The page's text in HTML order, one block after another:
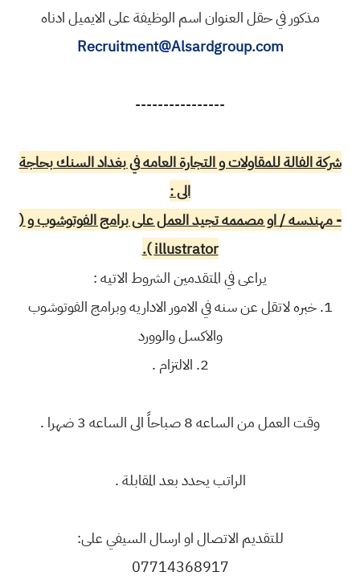
مذكور في حقل العنوان اسم الوظيفة على الايميل ادناه
Recruitment@Alsardgroup.com
----------------
شركة الفالة للمقاولات و التجارة العامه في بغداد السنك بحاجة
الى :
- مهندسه / او مصممه تجيد العمل على برامج الفوتوشوب و (
illustrator ).
يراعى في المتقدمين الشروط الاتيه :
1. خبره لاتقل عن سنه في الامور الاداريه وبرامج الفوتوشوب
والاكسل والوورد
2. الالتزام .
وقت العمل من الساعه 8 صباحاً الى الساعه 3 ضهرا .
الراتب يحدد بعد المقابلة .
للتقديم الاتصال او ارسال السيفي على:
07714368917